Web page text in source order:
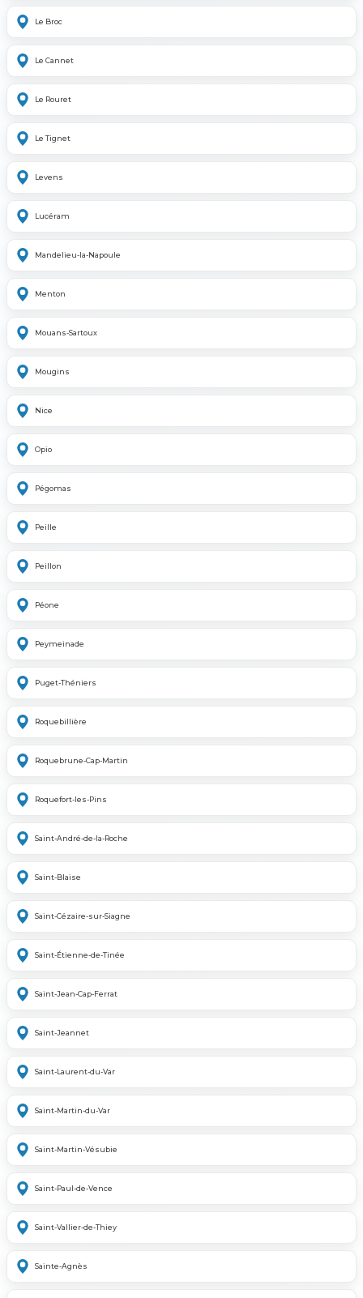
Le Broc
Le Cannet
Le Rouret
Le Tignet
Levens
Lucéram
Mandelieu-la-Napoule
Menton
Mouans-Sartoux
Mougins
Nice
Opio
Pégomas
Peille
Peillon
Péone
Peymeinade
Puget-Théniers
Roquebillière
Roquebrune-Cap-Martin
Roquefort-les-Pins
Saint-André-de-la-Roche
Saint-Blaise
Saint-Cézaire-sur-Siagne
Saint-Étienne-de-Tinée
Saint-Jean-Cap-Ferrat
Saint-Jeannet
Saint-Laurent-du-Var
Saint-Martin-du-Var
Saint-Martin-Vésubie
Saint-Paul-de-Vence
Saint-Vallier-de-Thiey
Sainte-Agnès